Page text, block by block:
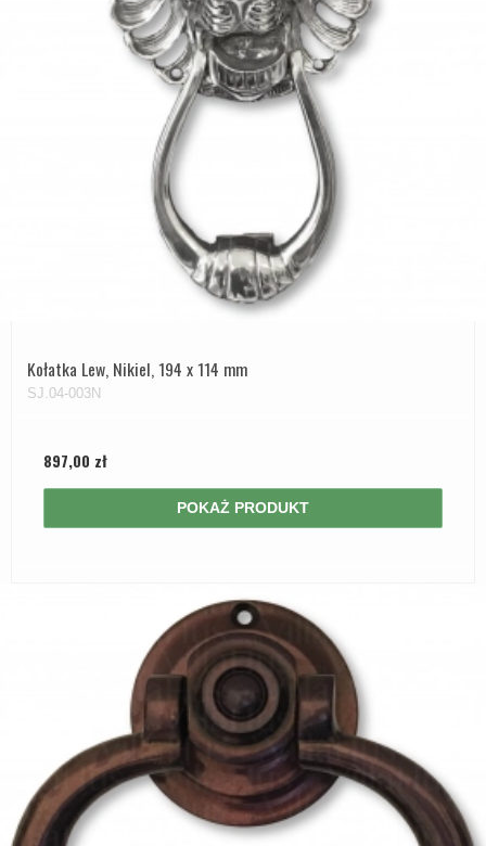
Kołatka Lew, Nikiel, 194 x 114 mm
SJ.04-003N
897,00 zł
POKAŻ PRODUKT